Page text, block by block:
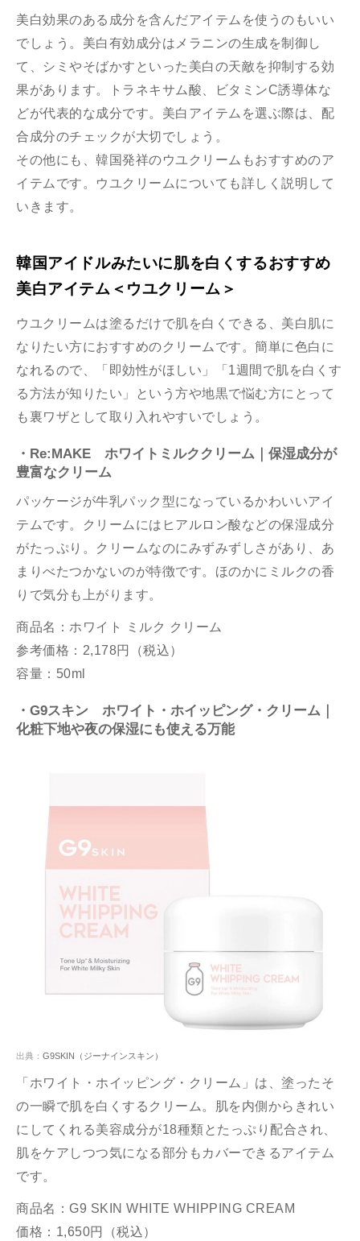
美白効果のある成分を含んだアイテムを使うのもいい
でしょう。美白有効成分はメラニンの生成を制御し
て、シミやそばかすといった美白の天敵を抑制する効
果があります。トラネキサム酸、ビタミンC誘導体な
どが代表的な成分です。美白アイテムを選ぶ際は、配
合成分のチェックが大切でしょう。
その他にも、韓国発祥のウユクリームもおすすめのア
イテムです。ウユクリームについても詳しく説明して
いきます。
韓国アイドルみたいに肌を白くするおすすめ
美白アイテム＜ウユクリーム＞
ウユクリームは塗るだけで肌を白くできる、美白肌に
なりたい方におすすめのクリームです。簡単に色白に
なれるので、「即効性がほしい」「1週間で肌を白くす
る方法が知りたい」という方や地黒で悩む方にとって
も裏ワザとして取り入れやすいでしょう。
・Re:MAKE ホワイトミルククリーム｜保湿成分が
豊富なクリーム
パッケージが牛乳パック型になっているかわいいアイ
テムです。クリームにはヒアルロン酸などの保湿成分
がたっぷり。クリームなのにみずみずしさがあり、あ
まりべたつかないのが特徴です。ほのかにミルクの香
りで気分も上がります。
商品名：ホワイト ミルク クリーム
参考価格：2,178円（税込）
容量：50ml
・G9スキン ホワイト・ホイッピング・クリーム｜
化粧下地や夜の保湿にも使える万能
出典： G9SKIN（ジーナインスキン）
「ホワイト・ホイッピング・クリーム」は、塗ったそ
の一瞬で肌を白くするクリーム。肌を内側からきれい
にしてくれる美容成分が18種類とたっぷり配合され、
肌をケアしつつ気になる部分もカバーできるアイテム
です。
商品名：G9 SKIN WHITE WHIPPING CREAM
価格：1,650円（税込）